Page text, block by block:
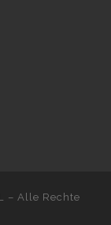
– Alle Rechte